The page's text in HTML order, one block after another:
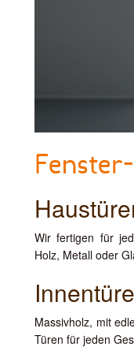
Wir fertigen für
Holz, Metall oder
Massivholz, mit
Türen für jeden